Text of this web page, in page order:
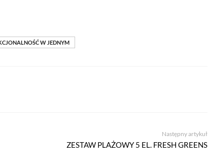
W JEDNYM
Następny artykuł
ZESTAW PLAŻOWY 5 EL. FRESH GREENS